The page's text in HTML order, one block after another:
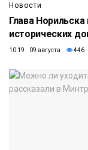
Новости
Глава
исторических
10:19 09 августа 446